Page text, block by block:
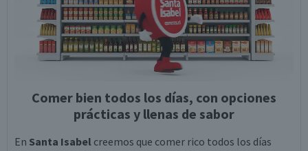
Comer bien todos los días, con opciones
prácticas y llenas de sabor
En Santa Isabel creemos que comer rico todos los días